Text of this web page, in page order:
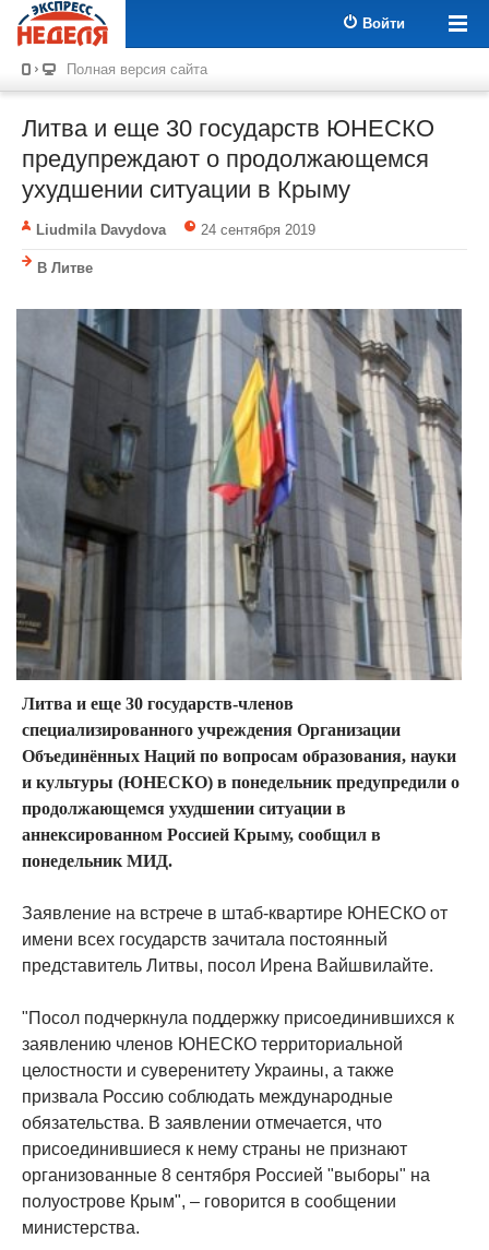
Войти
Полная версия сайта
Литва и еще 30 государств ЮНЕСКО
предупреждают о продолжающемся
ухудшении ситуации в Крыму
Liudmila Davydova 24 сентября 2019
В Литве
Литва и еще 30 государств-членов
специализированного учреждения Организации
Объединённых Наций по вопросам образования, науки
и культуры (ЮНЕСКО) в понедельник предупредили о
продолжающемся ухудшении ситуации в
аннексированном Россией Крыму, сообщил в
понедельник МИД.
Заявление на встрече в штаб-квартире ЮНЕСКО от
имени всех государств зачитала постоянный
представитель Литвы, посол Ирена Вайшвилайте.
"Посол подчеркнула поддержку присоединившихся к
заявлению членов ЮНЕСКО территориальной
целостности и суверенитету Украины, а также
призвала Россию соблюдать международные
обязательства. В заявлении отмечается, что
присоединившиеся к нему страны не признают
организованные 8 сентября Россией "выборы" на
полуострове Крым", – говорится в сообщении
министерства.